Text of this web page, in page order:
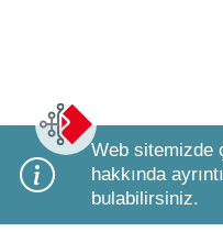
Bottom Search
Web sitemizde
hakkında
bulabilirsiniz.